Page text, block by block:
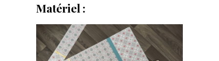
Matériel :